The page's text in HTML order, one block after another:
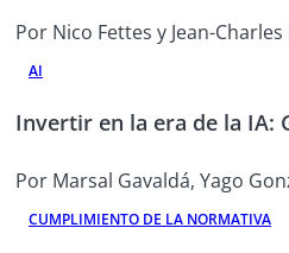
Por Nico Fettes y Jean-
AI
Invertir en la era de la IA:
Por Marsal Gavaldá, Yago
CUMPLIMIENTO DE LA NORMATIVA